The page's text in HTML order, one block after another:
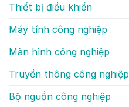
Thiết bị điều khiển
Máy tính công nghiệp
Màn hình công nghiệp
Truyền thông công nghiệp
Bộ nguồn công nghiệp